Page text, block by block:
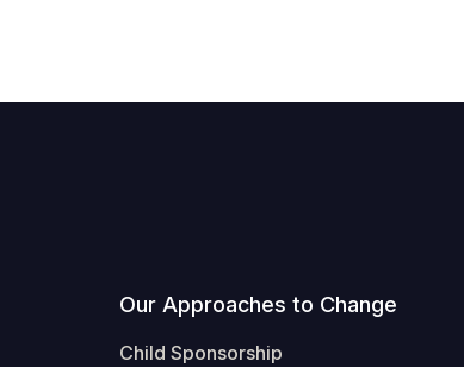
Our Approaches to Change
Child Sponsorship